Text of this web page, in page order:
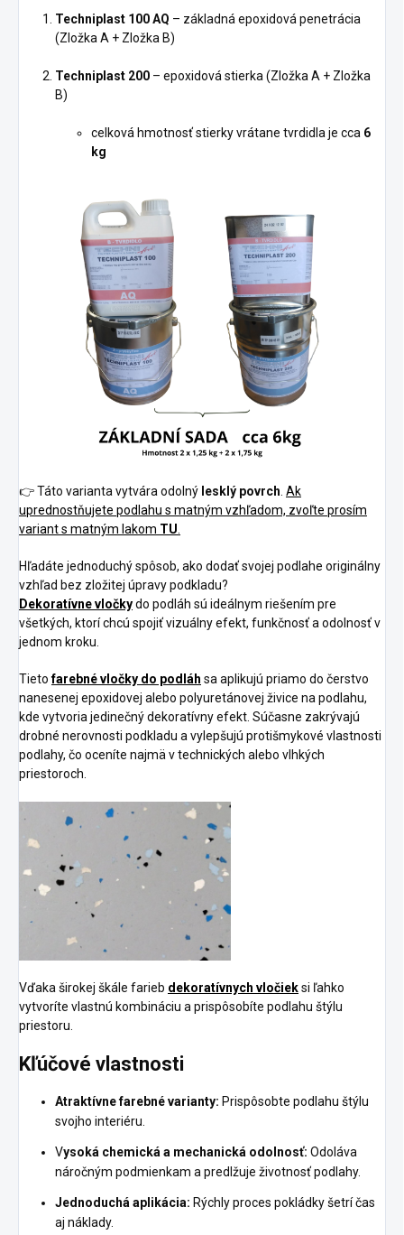
Techniplast 100 AQ – základná epoxidová penetrácia
(Zložka A + Zložka B)
Techniplast 200 – epoxidová stierka (Zložka A + Zložka
B)
celková hmotnosť stierky vrátane tvrdidla je cca 6
kg
👉 Táto varianta vytvára odolný lesklý povrch Ak
uprednostňujete podlahu s matným vzhľadom, zvoľte prosím
variant s matným lakom TU
Hľadáte jednoduchý spôsob, ako dodať svojej podlahe originálny
vzhľad bez zložitej úpravy podkladu?
Dekoratívne vločkydo podláh sú ideálnym riešením pre
všetkých, ktorí chcú spojiť vizuálny efekt, funkčnosť a odolnosť v
jednom kroku.
Tietofarebné vločky do podláh sa aplikujú priamo do čerstvo
nanesenej epoxidovej alebo polyuretánovej živice na podlahu,
kde vytvoria jedinečný dekoratívny efekt. Súčasne zakrývajú
drobné nerovnosti podkladu a vylepšujú protišmykové vlastnosti
podlahy, čo oceníte najmä v technických alebo vlhkých
priestoroch.
Vďaka širokej škále farieb dekoratívnych vločieksi ľahko
vytvoríte vlastnú kombináciu a prispôsobíte podlahu štýlu
priestoru.
Kľúčové vlastnosti
Atraktívne farebné varianty: Prispôsobte podlahu štýlu
svojho interiéru.
Vysoká chemická a mechanická odolnosť: Odoláva
náročným podmienkam a predlžuje životnosť podlahy.
Jednoduchá aplikácia: Rýchly proces pokládky šetrí čas
aj náklady.